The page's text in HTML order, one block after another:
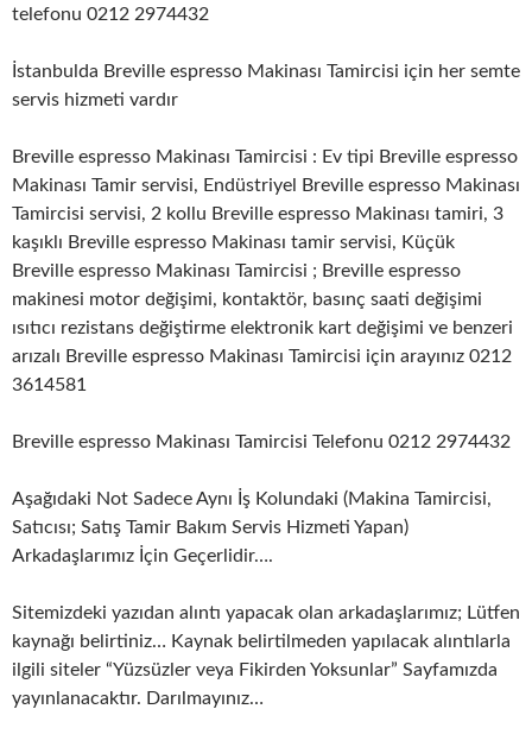
telefonu 0212 2974432
İstanbulda Breville espresso Makinası Tamircisi için her semte
servis hizmeti vardır
Breville espresso Makinası Tamircisi : Ev tipi Breville espresso
Makinası Tamir servisi, Endüstriyel Breville espresso Makinası
Tamircisi servisi, 2 kollu Breville espresso Makinası tamiri, 3
kaşıklı Breville espresso Makinası tamir servisi, Küçük
Breville espresso Makinası Tamircisi ; Breville espresso
makinesi motor değişimi, kontaktör, basınç saati değişimi
ısıtıcı rezistans değiştirme elektronik kart değişimi ve benzeri
arızalı Breville espresso Makinası Tamircisi için arayınız 0212
3614581
Breville espresso Makinası Tamircisi Telefonu 0212 2974432
Aşağıdaki Not Sadece Aynı İş Kolundaki (Makina Tamircisi,
Satıcısı; Satış Tamir Bakım Servis Hizmeti Yapan)
Arkadaşlarımız İçin Geçerlidir….
Sitemizdeki yazıdan alıntı yapacak olan arkadaşlarımız; Lütfen
kaynağı belirtiniz… Kaynak belirtilmeden yapılacak alıntılarla
ilgili siteler “Yüzsüzler veya Fikirden Yoksunlar” Sayfamızda
yayınlanacaktır. Darılmayınız…